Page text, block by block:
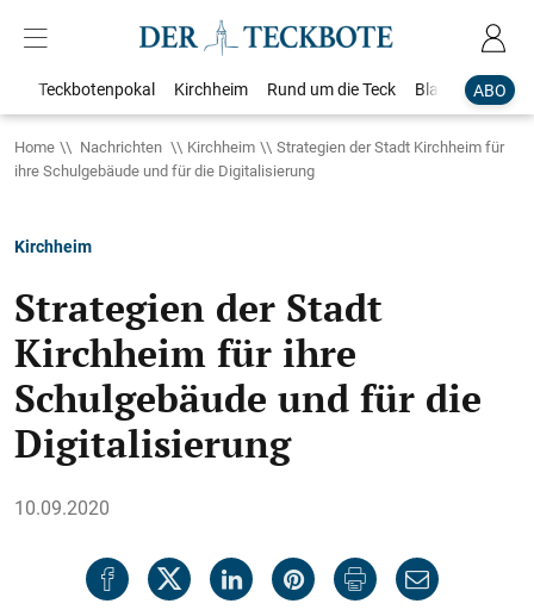
ABO
Teckbotenpokal Kirchheim Rund um die Teck Blaulicht
Home Nachrichten Kirchheim
Strategien der Stadt Kirchheim für
ihre Schulgebäude und für die Digitalisierung
Kirchheim
Strategien der Stadt
Kirchheim für ihre
Schulgebäude und für die
Digitalisierung
10.09.2020